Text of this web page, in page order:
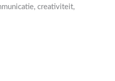
creativiteit,